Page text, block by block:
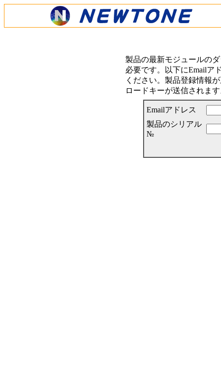
製品の最新モジュールの
必要です。以下にEmailア
ください。製品登録情報
ロードキーが送信されま
Emailアドレス
製品のシリアル
№